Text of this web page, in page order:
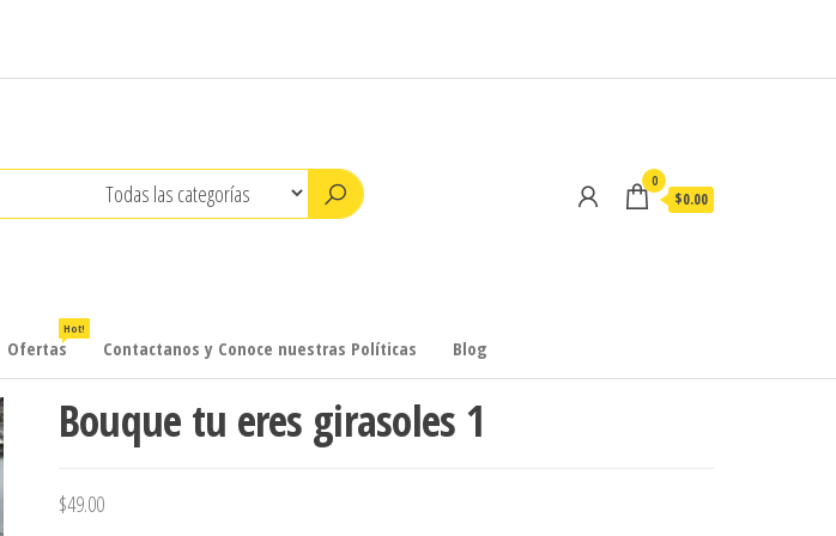
0
$0.00
Ofertas
Hot!
Contactanos y Conoce nuestras Políticas Blog
Bouque tu eres girasoles 1
$49.00